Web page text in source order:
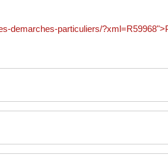
demarches-particuliers/